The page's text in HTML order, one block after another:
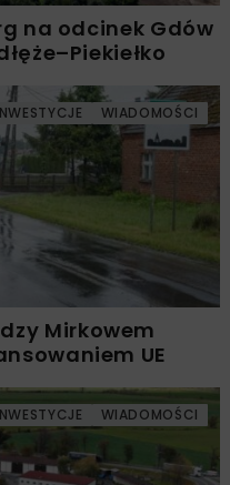
na odcinek Gdów
WIADOMOŚCI
Mirkowem
UE
WIADOMOŚCI